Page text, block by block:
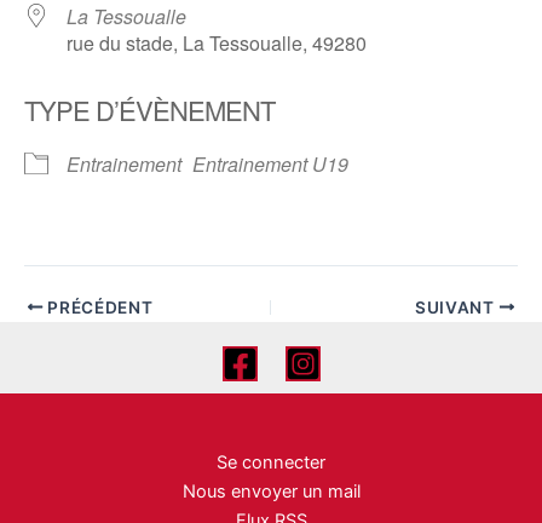
La Tessoualle
rue du stade, La Tessoualle, 49280
TYPE D’ÉVÈNEMENT
Entrainement Entrainement U19
PRÉCÉDENT SUIVANT
Se connecter
Nous envoyer un mail